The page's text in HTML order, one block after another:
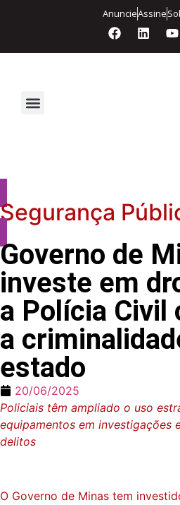
AnuncieAssine
Segurança
Governo de
investe em
a Polícia Civil
a
estado
20/06/2025
Policiais têm ampliado o uso
equipamentos em investigações
delitos
O Governo de Minas tem